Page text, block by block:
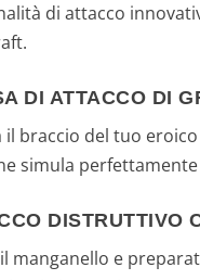
di attacco
DI ATTACCO DI
il braccio del tuo
simula
DISTRUTTIVO
manganello e